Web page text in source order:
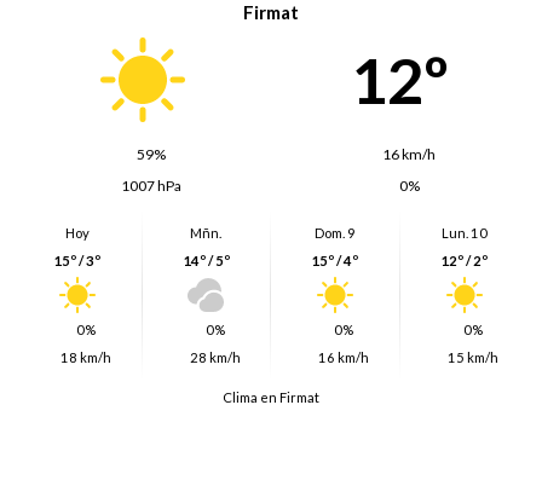
Firmat
12º
59%
16 km/h
1007 hPa
0%
Hoy
15º / 3º
0%
18 km/h
Mñn.
14º / 5º
0%
28 km/h
Dom. 9
15º / 4º
0%
16 km/h
Lun. 10
12º / 2º
0%
15 km/h
Clima en Firmat